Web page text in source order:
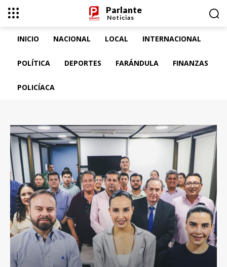
Parlante
Noticias
INICIO NACIONAL LOCAL INTERNACIONAL
POLÍTICA DEPORTES FARÁNDULA FINANZAS
POLICÍACA